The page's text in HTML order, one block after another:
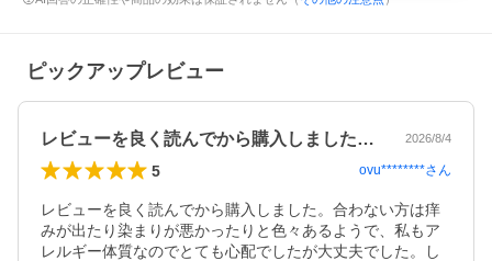
ピックアップレビュー
レビューを良く読んでから購入しました。… 2026/8/4
5 ovu********さん
レビューを良く読んでから購入しました。合わない方は痒
みが出たり染まりが悪かったりと色々あるようで、私もア
レルギー体質なのでとても心配でしたが大丈夫でした。し